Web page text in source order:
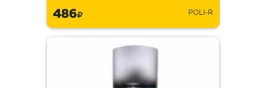
486 POLI-R